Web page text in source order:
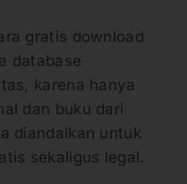
gratis download
database
karena hanya
dan buku dari
diandalkan untuk
sekaligus legal.